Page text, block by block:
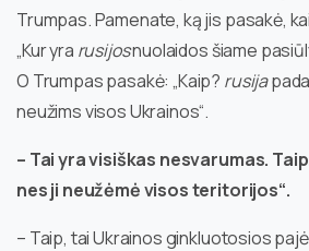
Trumpas. Pamenate, ką jis pasakė,
„Kur yra rusijosnuolaidos šiame
O Trumpas pasakė: „Kaip? rusija
neužims visos Ukrainos“.
– Tai yra visiškas nesvarumas.
nes ji neužėmė visos teritorijos“.
– Taip, tai Ukrainos ginkluotosios